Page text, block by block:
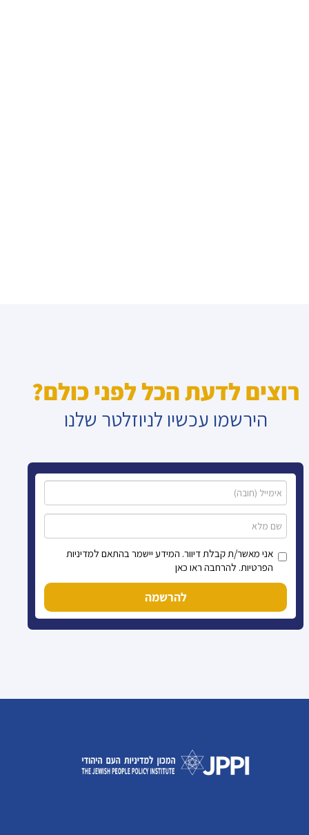
רוצים לדעת הכל לפני כולם?
הירשמו עכשיו לניוזלטר שלנו
אני מאשר/ת קבלת דיוור. המידע יישמר בהתאם למדיניות
הפרטיות. להרחבה ראו כאן
להרשמה